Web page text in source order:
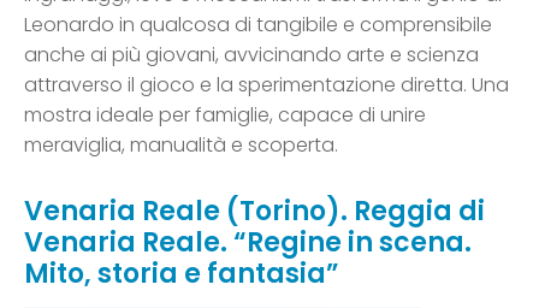
Leonardo in qualcosa di tangibile e comprensibile
anche ai più giovani, avvicinando arte e scienza
attraverso il gioco e la sperimentazione diretta. Una
mostra ideale per famiglie, capace di unire
meraviglia, manualità e scoperta.
Venaria Reale (Torino). Reggia di
Venaria Reale. “Regine in scena.
Mito, storia e fantasia”